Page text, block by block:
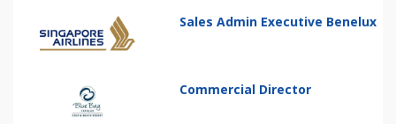
Sales Admin Executive Benelux
Commercial Director